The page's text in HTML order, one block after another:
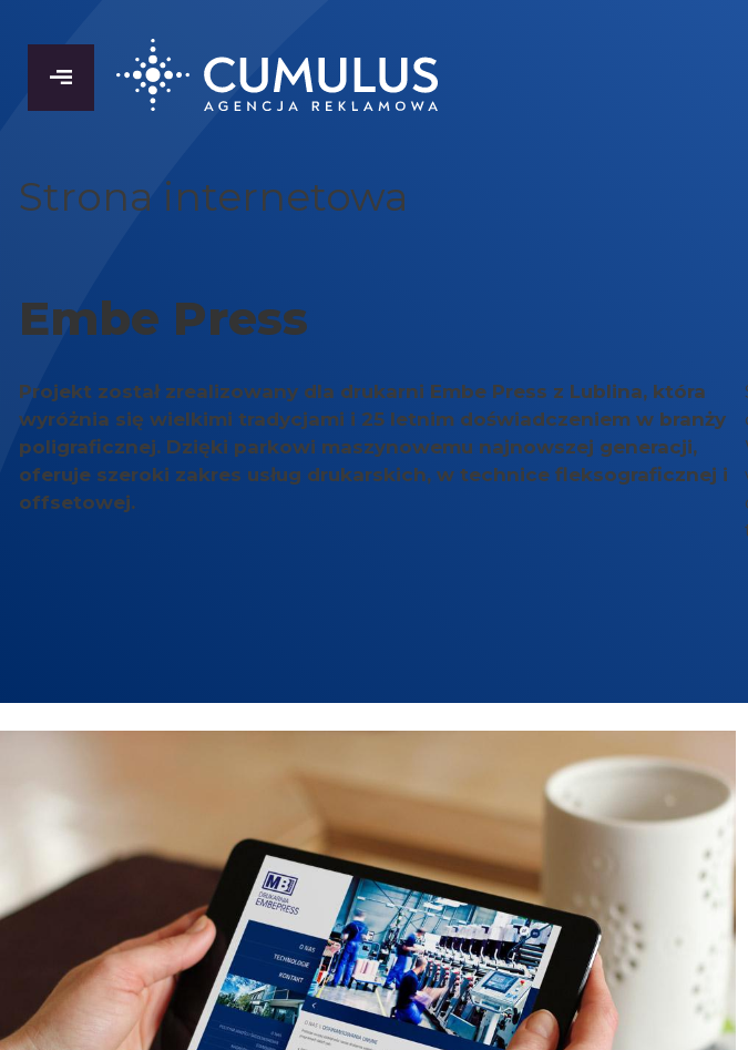
Strona internetowa
Embe Press
Projekt został zrealizowany dla drukarni Embe Press z Lublina, która
wyróżnia się wielkimi tradycjami i 25 letnim doświadczeniem w branży
poligraficznej. Dzięki parkowi maszynowemu najnowszej generacji,
oferuje szeroki zakres usług drukarskich, w technice fleksograficznej i
offsetowej.